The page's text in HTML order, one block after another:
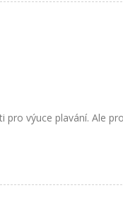
pro výuce plavání. Ale